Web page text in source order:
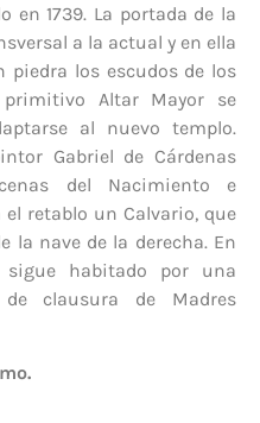
en 1739. La portada de la
a la actual y en ella
piedra los escudos de los
Altar Mayor se
al nuevo templo.
Gabriel de Cárdenas
del Nacimiento e
el retablo un Calvario, que
la nave de la derecha. En
habitado por una
clausura de Madres